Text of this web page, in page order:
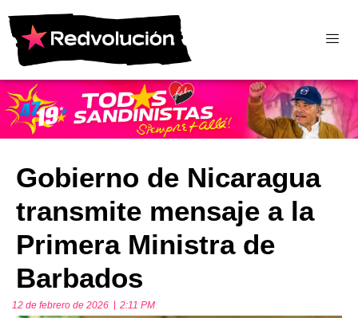
Gobierno de Nicaragua
transmite mensaje a la
Primera Ministra de
Barbados
12 de febrero de 2026 2:11 PM